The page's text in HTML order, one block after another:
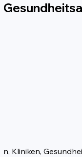
n, Kliniken,